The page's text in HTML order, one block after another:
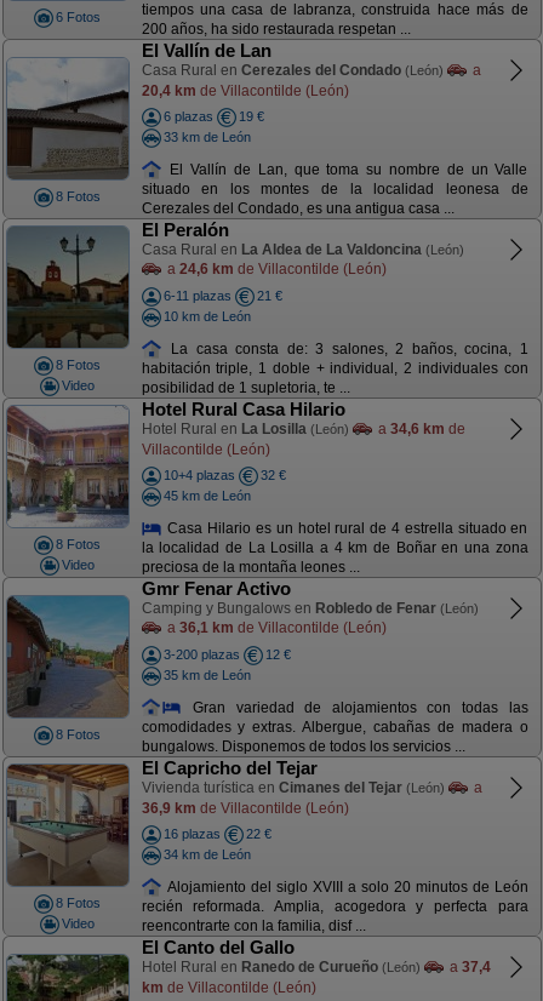
6 Fotos
tiempos una casa de labranza, construida hace más de
200 años, ha sido restaurada respetan ...
8 Fotos
El Vallín de Lan
Casa Rural en Cerezales del Condado (León)
a
20,4 km de Villacontilde (León)
6 plazas
19 €
33 km de León
El Vallín de Lan, que toma su nombre de un Valle
situado en los montes de la localidad leonesa de
Cerezales del Condado, es una antigua casa ...
8 Fotos
Video
El Peralón
Casa Rural en La Aldea de La Valdoncina (León)
a 24,6 km de Villacontilde (León)
6-11 plazas
21 €
10 km de León
La casa consta de: 3 salones, 2 baños, cocina, 1
habitación triple, 1 doble + individual, 2 individuales con
posibilidad de 1 supletoria, te ...
8 Fotos
Video
Hotel Rural Casa Hilario
Hotel Rural en La Losilla (León) a 34,6 km de
Villacontilde (León)
10+4 plazas
32 €
45 km de León
Casa Hilario es un hotel rural de 4 estrella situado en
la localidad de La Losilla a 4 km de Boñar en una zona
preciosa de la montaña leones ...
8 Fotos
Gmr Fenar Activo
Camping y Bungalows en Robledo de Fenar (León)
a 36,1 km de Villacontilde (León)
3-200 plazas
12 €
35 km de León
Gran variedad de alojamientos con todas las
comodidades y extras. Albergue, cabañas de madera o
bungalows. Disponemos de todos los servicios ...
8 Fotos
Video
El Capricho del Tejar
Vivienda turística en Cimanes del Tejar (León)
a
36,9 km de Villacontilde (León)
16 plazas
22 €
34 km de León
Alojamiento del siglo XVIII a solo 20 minutos de León
recién reformada. Amplia, acogedora y perfecta para
reencontrarte con la familia, disf ...
El Canto del Gallo
Hotel Rural en Ranedo de Curueño (León) a 37,4
km de Villacontilde (León)